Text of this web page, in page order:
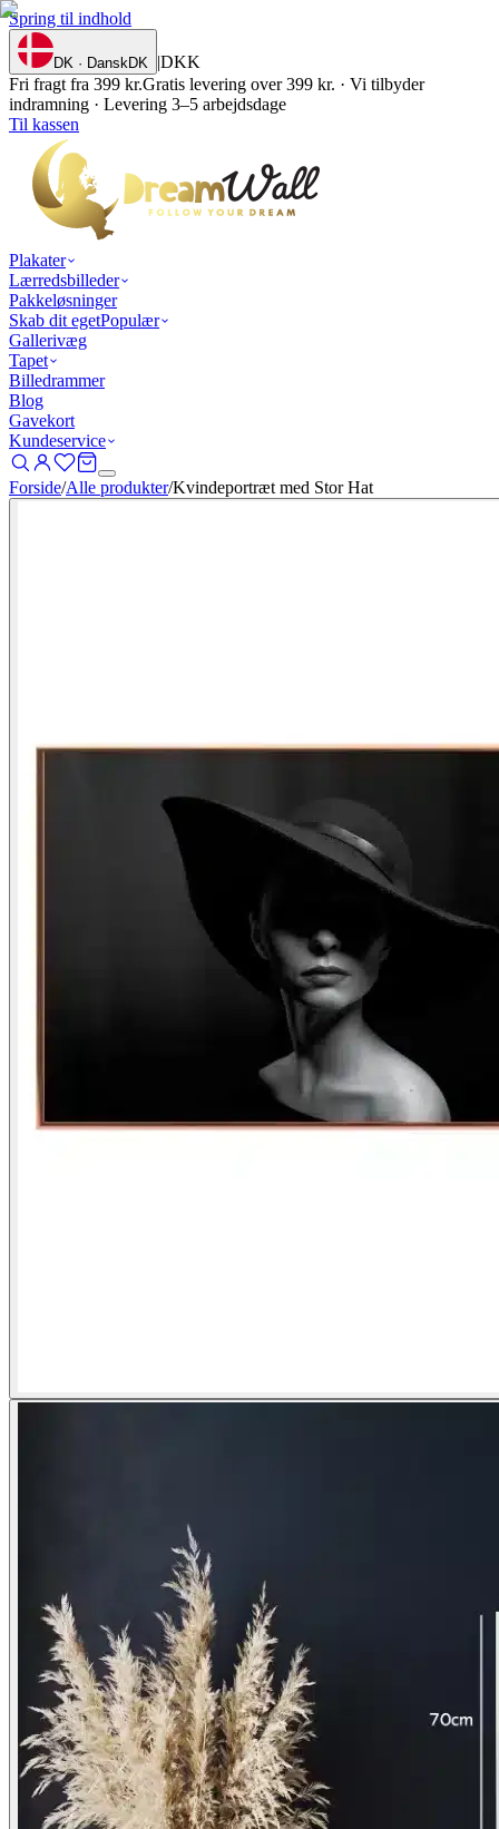
Spring til indhold
DK · DanskDK |DKK
Fri fragt fra 399 kr.Gratis levering over 399 kr. · Vi tilbyder
indramning · Levering 3–5 arbejdsdage
Til kassen
Plakater
Lærredsbilleder
Pakkeløsninger
Skab dit egetPopulær
Gallerivæg
Tapet
Billedrammer
Blog
Gavekort
Kundeservice
Forside/Alle produkter/Kvindeportræt med Stor Hat